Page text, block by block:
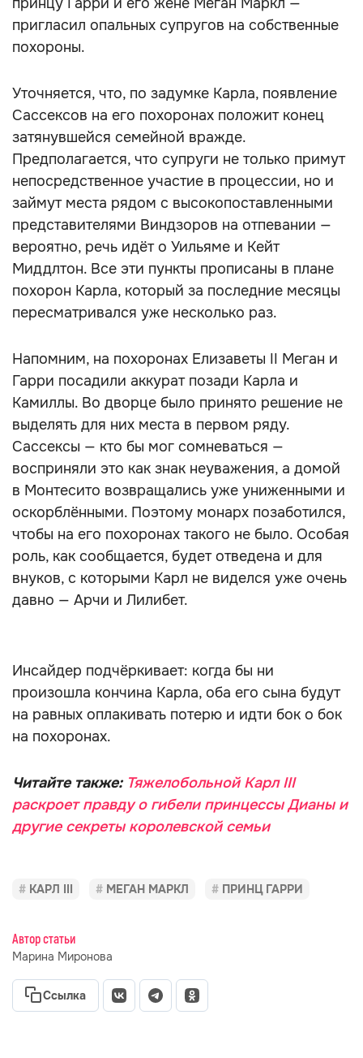
пригласил опальных супругов на собственные
похороны.
Уточняется, что, по задумке Карла, появление
Сассексов на его похоронах положит конец
затянувшейся семейной вражде.
Предполагается, что супруги не только примут
непосредственное участие в процессии, но и
займут места рядом с высокопоставленными
представителями Виндзоров на отпевании —
вероятно, речь идёт о Уильяме и Кейт
Миддлтон. Все эти пункты прописаны в плане
похорон Карла, который за последние месяцы
пересматривался уже несколько раз.
Напомним, на похоронах Елизаветы II Меган и
Гарри посадили аккурат позади Карла и
Камиллы. Во дворце было принято решение не
выделять для них места в первом ряду.
Сассексы — кто бы мог сомневаться —
восприняли это как знак неуважения, а домой
в Монтесито возвращались уже униженными и
оскорблёнными. Поэтому монарх позаботился,
чтобы на его похоронах такого не было. Особая
роль, как сообщается, будет отведена и для
внуков, с которыми Карл не виделся уже очень
давно — Арчи и Лилибет.
Инсайдер подчёркивает: когда бы ни
произошла кончина Карла, оба его сына будут
на равных оплакивать потерю и идти бок о бок
на похоронах.
Читайте также: Тяжелобольной Карл III
раскроет правду о гибели принцессы Дианы и
другие секреты королевской семьи
КАРЛ III МЕГАН МАРКЛ ПРИНЦ ГАРРИ
Автор статьи
Марина Миронова
Ссылка